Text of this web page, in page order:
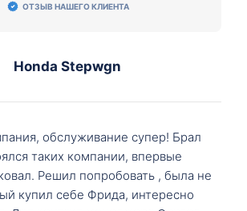
ОТЗЫВ НАШЕГО КЛИЕНТА
Honda Stepwgn
обслуживание супер! Брал
таких компании, впервые
Решил попробовать , была не
купил себе Фрида, интересно